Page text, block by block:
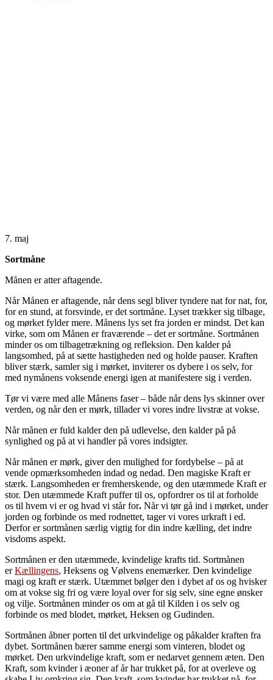
7. maj
Sortmåne
Månen er atter aftagende.
Når Månen er aftagende, når dens segl bliver tyndere nat for nat, for,
for en stund, at forsvinde, er det sortmåne. Lyset trækker sig tilbage,
og mørket fylder mere. Månens lys set fra jorden er mindst. Det kan
virke, som om Månen er fraværende – det er sortmåne. Sortmånen
minder os om tilbagetrækning og refleksion. Den kalder på
langsomhed, på at sætte hastigheden ned og holde pauser. Kraften
bliver stærk, samler sig i mørket, inviterer os dybere i os selv, for
med nymånens voksende energi igen at manifestere sig i verden.
Tør vi være med alle Månens faser – både når dens lys skinner over
verden, og når den er mørk, tillader vi vores indre livstræ at vokse.
Når månen er fuld kalder den på udlevelse, den kalder på på
synlighed og på at vi handler på vores indsigter.
Når månen er mørk, giver den mulighed for fordybelse – på at
vende opmærksomheden indad og nedad. Den magiske Kraft er
stærk. Langsomheden er fremherskende, og den utæmmede Kraft er
stor. Den utæmmede Kraft puffer til os, opfordrer os til at forholde
os til hvem vi er og hvad vi står for. Når vi tør gå ind i mørket, under
jorden og forbinde os med rodnettet, tager vi vores urkraft i ed.
Derfor er sortmånen særlig vigtig for din indre kælling, det indre
visdoms aspekt.
Sortmånen er den utæmmede, kvindelige krafts tid. Sortmånen
erKællingens, Heksens og Vølvens enemærker. Den kvindelige
magi og kraft er stærk. Utæmmet bølger den i dybet af os og hvisker
om at vokse sig fri og være loyal over for sig selv, sine egne ønsker
og vilje. Sortmånen minder os om at gå til Kilden i os selv og
forbinde os med blodet, mørket, Heksen og Gudinden.
Sortmånen åbner porten til det urkvindelige og påkalder kraften fra
dybet. Sortmånen bærer samme energi som vinteren, blodet og
mørket. Den urkvindelige kraft, som er nedarvet gennem æten. Den
Kraft, som kvinder i æoner af år har trukket på, for at overleve og